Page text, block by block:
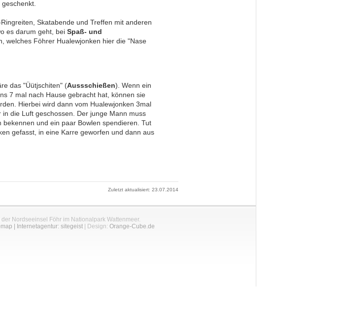
Skatabende und Treffen mit anderen
es darum geht, bei Spaß- und
welches Föhrer Hualewjonken hier die "Nase
das "Üütjschiten" (Aussschießen). Wenn ein
7 mal nach Hause gebracht hat, können sie
Hierbei wird dann vom Hualewjonken 3mal
die Luft geschossen. Der junge Mann muss
und ein paar Bowlen spendieren. Tut
gefasst, in eine Karre geworfen und dann aus
Zuletzt aktualisiert: 23.07.2014
Nordseeinsel Föhr im Nationalpark Wattenmeer.
| Internetagentur: sitegeist| Design: Orange-Cube.de